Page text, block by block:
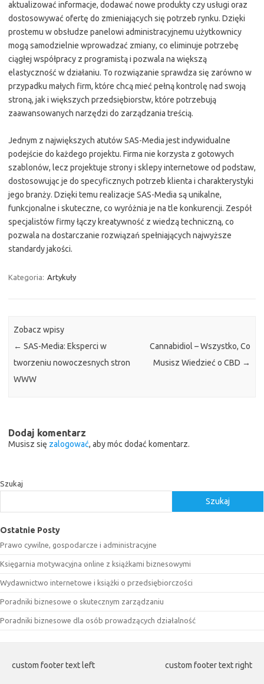
aktualizować informacje, dodawać nowe produkty czy usługi oraz
dostosowywać ofertę do zmieniających się potrzeb rynku. Dzięki
prostemu w obsłudze panelowi administracyjnemu użytkownicy
mogą samodzielnie wprowadzać zmiany, co eliminuje potrzebę
ciągłej współpracy z programistą i pozwala na większą
elastyczność w działaniu. To rozwiązanie sprawdza się zarówno w
przypadku małych firm, które chcą mieć pełną kontrolę nad swoją
stroną, jak i większych przedsiębiorstw, które potrzebują
zaawansowanych narzędzi do zarządzania treścią.
Jednym z największych atutów SAS-Media jest indywidualne
podejście do każdego projektu. Firma nie korzysta z gotowych
szablonów, lecz projektuje strony i sklepy internetowe od podstaw,
dostosowując je do specyficznych potrzeb klienta i charakterystyki
jego branży. Dzięki temu realizacje SAS-Media są unikalne,
funkcjonalne i skuteczne, co wyróżnia je na tle konkurencji. Zespół
specjalistów firmy łączy kreatywność z wiedzą techniczną, co
pozwala na dostarczanie rozwiązań spełniających najwyższe
standardy jakości.
Kategoria: Artykuły
Zobacz wpisy
← SAS-Media: Eksperci w
tworzeniu nowoczesnych stron
WWW
Cannabidiol – Wszystko, Co
Musisz Wiedzieć o CBD →
Dodaj komentarz
Musisz się zalogować, aby móc dodać komentarz.
Szukaj
Szukaj
Ostatnie Posty
Prawo cywilne, gospodarcze i administracyjne
Księgarnia motywacyjna online z książkami biznesowymi
Wydawnictwo internetowe i książki o przedsiębiorczości
Poradniki biznesowe o skutecznym zarządzaniu
Poradniki biznesowe dla osób prowadzących działalność
custom footer text left custom footer text right